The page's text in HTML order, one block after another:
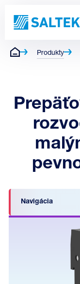
Produkty
Navigácia